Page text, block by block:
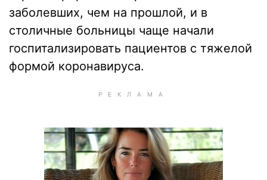
заболевших, чем на прошлой, и в
столичные больницы чаще начали
госпитализировать пациентов с тяжелой
формой коронавируса.